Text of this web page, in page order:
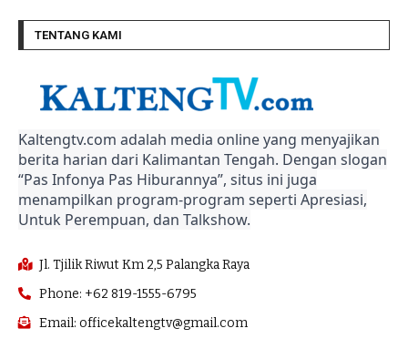
TENTANG KAMI
Kaltengtv.com adalah media online yang menyajikan
berita harian dari Kalimantan Tengah. Dengan slogan
“Pas Infonya Pas Hiburannya”, situs ini juga
menampilkan program-program seperti Apresiasi,
Untuk Perempuan, dan Talkshow.
Jl. Tjilik Riwut Km 2,5 Palangka Raya
Phone: +62 819-1555-6795
Email: officekaltengtv@gmail.com